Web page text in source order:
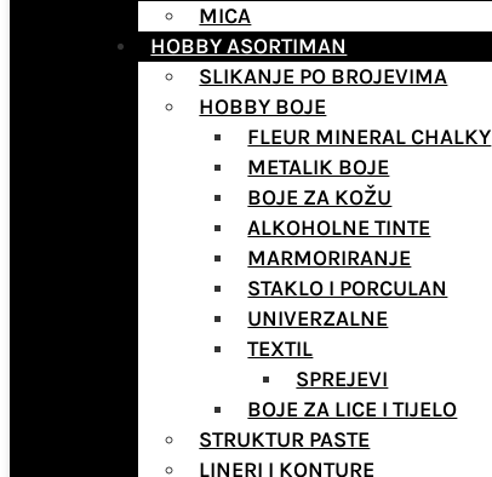
MICA
HOBBY ASORTIMAN
SLIKANJE PO BROJEVIMA
HOBBY BOJE
FLEUR MINERAL CHALKY
METALIK BOJE
BOJE ZA KOŽU
ALKOHOLNE TINTE
MARMORIRANJE
STAKLO I PORCULAN
UNIVERZALNE
TEXTIL
SPREJEVI
BOJE ZA LICE I TIJELO
STRUKTUR PASTE
LINERI I KONTURE